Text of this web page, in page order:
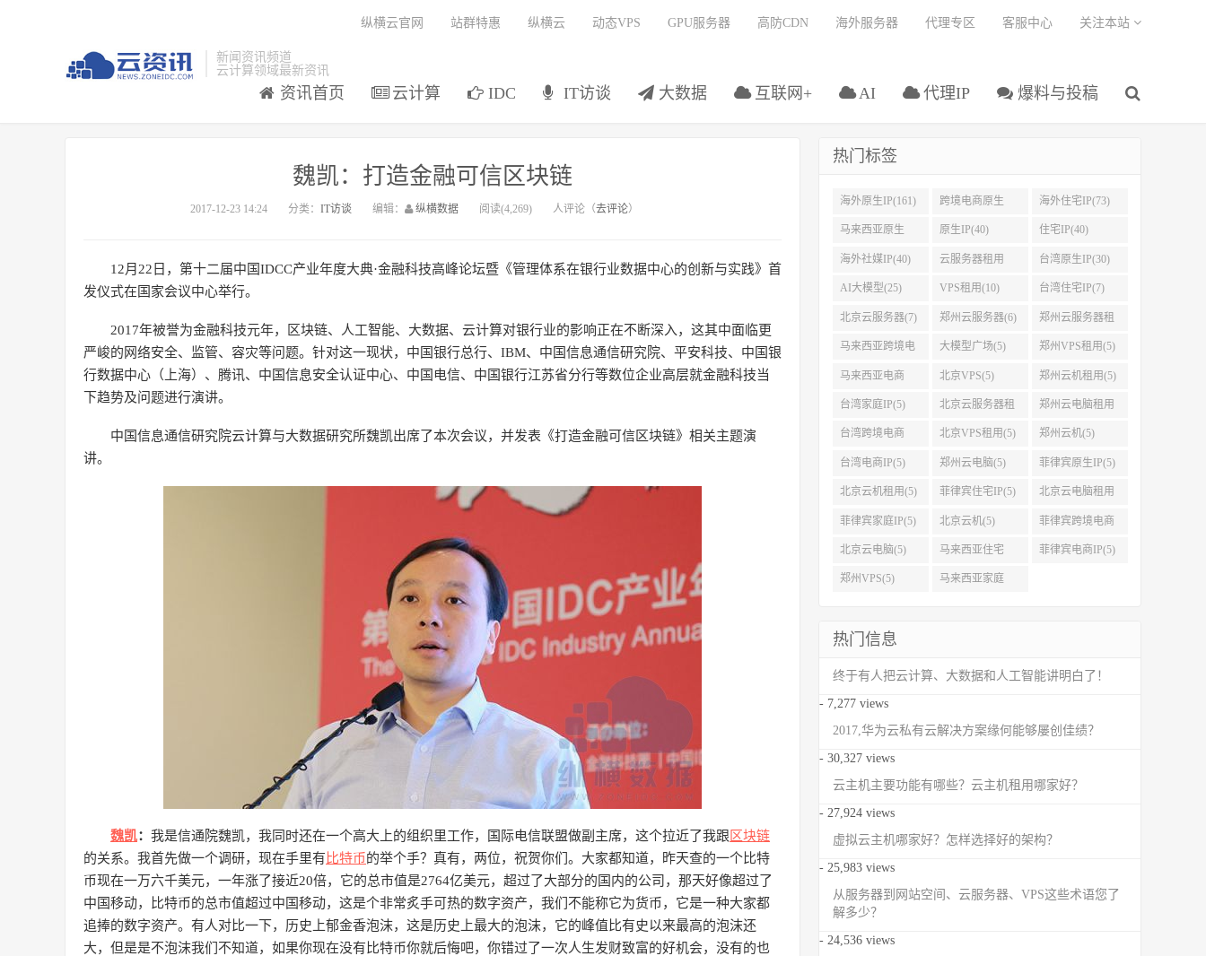
新闻资讯频道
云计算领域最新资讯
资讯首页 云计算 IDC IT访谈 大数据 互联网+ AI 代理IP 爆料与投稿
纵横云官网 站群特惠 纵横云 动态VPS GPU服务器 高防CDN 海外服务器 代理专区 客服中心 关注本站
魏凯：打造金融可信区块链
2017-12-23 14:24 分类： IT访谈 编辑： 纵横数据 阅读(4,269) 人评论（去评论）
12月22日，第十二届中国IDCC产业年度大典·金融科技高峰论坛暨《管理体系在银行业数据中心的创新与实践》首
发仪式在国家会议中心举行。
2017年被誉为金融科技元年，区块链、人工智能、大数据、云计算对银行业的影响正在不断深入，这其中面临更
严峻的网络安全、监管、容灾等问题。针对这一现状，中国银行总行、IBM、中国信息通信研究院、平安科技、中国银
行数据中心（上海）、腾讯、中国信息安全认证中心、中国电信、中国银行江苏省分行等数位企业高层就金融科技当
下趋势及问题进行演讲。
中国信息通信研究院云计算与大数据研究所魏凯出席了本次会议，并发表《打造金融可信区块链》相关主题演
讲。
魏凯： 我是信通院魏凯，我同时还在一个高大上的组织里工作，国际电信联盟做副主席，这个拉近了我跟 区块链
的关系。我首先做一个调研，现在手里有 比特币的举个手？真有，两位，祝贺你们。大家都知道，昨天查的一个比特
币现在一万六千美元，一年涨了接近20倍，它的总市值是2764亿美元，超过了大部分的国内的公司，那天好像超过了
中国移动，比特币的总市值超过中国移动，这是个非常炙手可热的数字资产，我们不能称它为货币，它是一种大家都
追捧的数字资产。有人对比一下，历史上郁金香泡沫，这是历史上最大的泡沫，它的峰值比有史以来最高的泡沫还
大，但是是不泡沫我们不知道，如果你现在没有比特币你就后悔吧，你错过了一次人生发财致富的好机会，没有的也
热门标签
海外原生IP(161) 跨境电商原生
IP(108)
海外住宅IP(73)
马来西亚原生
IP(45)
原生IP(40) 住宅IP(40)
海外社媒IP(40) 云服务器租用
(32)
台湾原生IP(30)
AI大模型(25) VPS租用(10) 台湾住宅IP(7)
北京云服务器(7) 郑州云服务器(6) 郑州云服务器租
用(5)
马来西亚跨境电
商IP(5)
大模型广场(5) 郑州VPS租用(5)
马来西亚电商
IP(5)
北京VPS(5) 郑州云机租用(5)
台湾家庭IP(5) 北京云服务器租
用(5)
郑州云电脑租用
(5)
台湾跨境电商
IP(5)
北京VPS租用(5) 郑州云机(5)
台湾电商IP(5) 郑州云电脑(5) 菲律宾原生IP(5)
北京云机租用(5) 菲律宾住宅IP(5) 北京云电脑租用
(5)
菲律宾家庭IP(5) 北京云机(5) 菲律宾跨境电商
IP(5)
北京云电脑(5) 马来西亚住宅
IP(5)
菲律宾电商IP(5)
郑州VPS(5) 马来西亚家庭
热门信息
终于有人把云计算、大数据和人工智能讲明白了！
- 7,277 views
2017,华为云私有云解决方案缘何能够屡创佳绩？
- 30,327 views
云主机主要功能有哪些？云主机租用哪家好？
- 27,924 views
虚拟云主机哪家好？怎样选择好的架构？
- 25,983 views
从服务器到网站空间、云服务器、VPS这些术语您了
解多少？
- 24,536 views